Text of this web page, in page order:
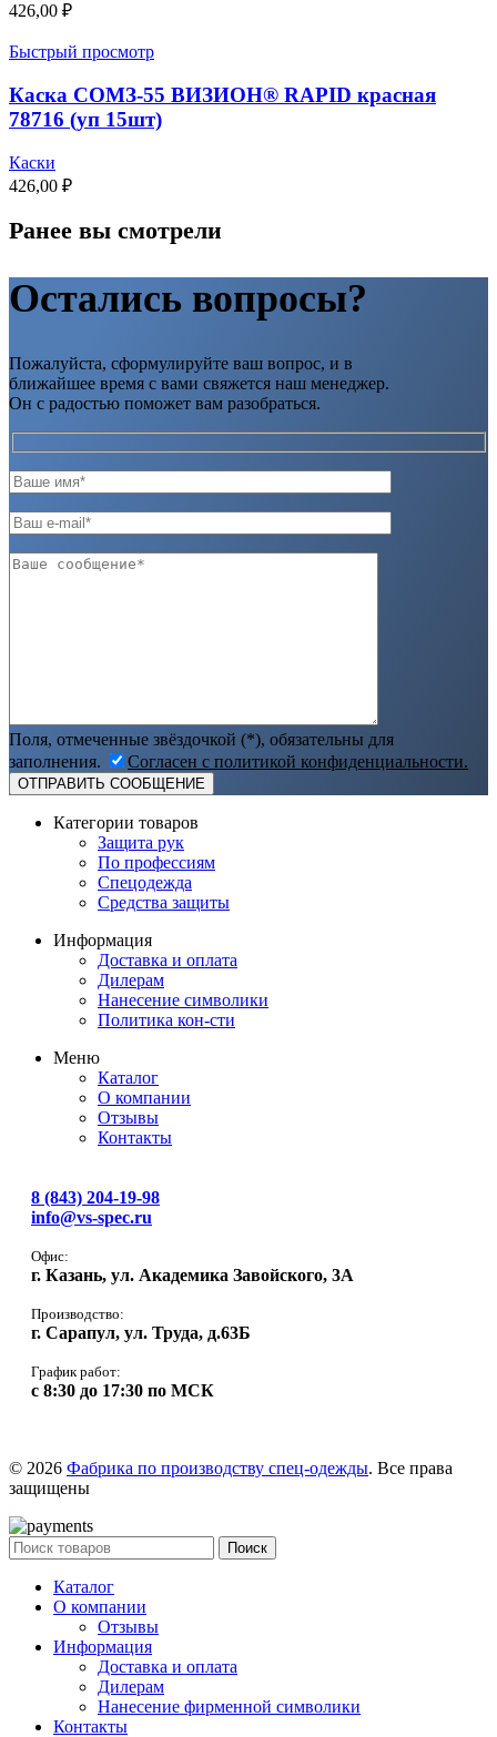
426,00 ₽
Быстрый просмотр
Каска СОМЗ-55 ВИЗИОН® RAPID красная
78716 (уп 15шт)
Каски
426,00 ₽
Ранее вы смотрели
Остались вопросы?
Пожалуйста, сформулируйте ваш вопрос, и в
ближайшее время с вами свяжется наш менеджер.
Он с радостью поможет вам разобраться.
Поля, отмеченные звёздочкой (*), обязательны для
заполнения.
Согласен с политикой конфиденциальности.
Категории товаров
Защита рук
По профессиям
Спецодежда
Средства защиты
Информация
Доставка и оплата
Дилерам
Нанесение символики
Политика кон-сти
Меню
Каталог
О компании
Отзывы
Контакты
8 (843) 204-19-98
info@vs-spec.ru
Офис:
г. Казань, ул. Академика Завойского, 3А
Производство:
г. Сарапул, ул. Труда, д.63Б
График работ:
с 8:30 до 17:30 по МСК
© 2026 Фабрика по производству спец-одежды. Все права
защищены
Поиск
Каталог
О компании
Отзывы
Информация
Доставка и оплата
Дилерам
Нанесение фирменной символики
Контакты